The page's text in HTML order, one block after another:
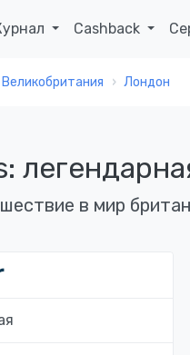
Cashback
Великобритания Лондон
в мир